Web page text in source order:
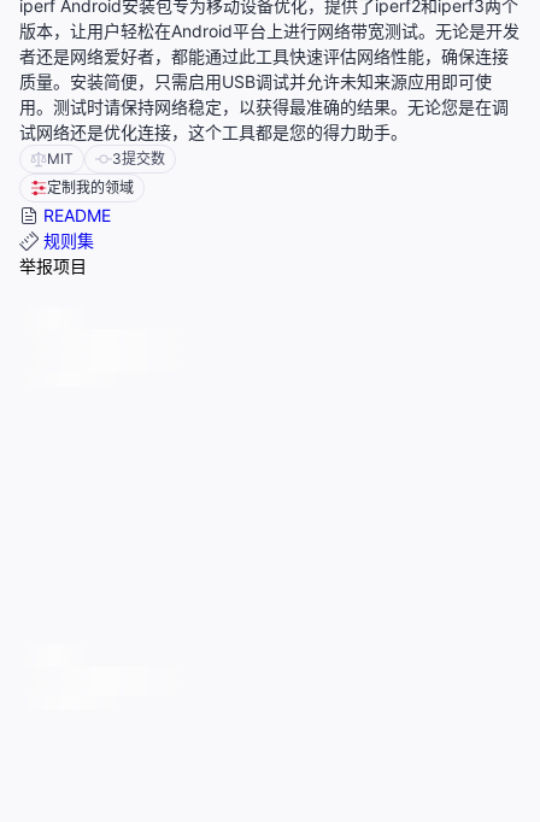
iperf Android安装包专为移动设备优化，提供了iperf2和iperf3两个
版本，让用户轻松在Android平台上进行网络带宽测试。无论是开发
者还是网络爱好者，都能通过此工具快速评估网络性能，确保连接
质量。安装简便，只需启用USB调试并允许未知来源应用即可使
用。测试时请保持网络稳定，以获得最准确的结果。无论您是在调
试网络还是优化连接，这个工具都是您的得力助手。
MIT 3提交数
定制我的领域
README
规则集
举报项目